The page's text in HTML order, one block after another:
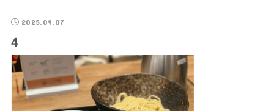
2025.09.07
4